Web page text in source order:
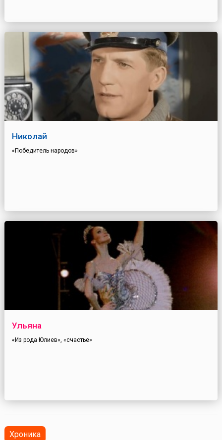
Николай
«Победитель народов»
Ульяна
«Из рода Юлиев», «счастье»
Хроника